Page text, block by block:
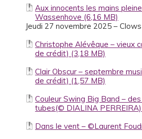
Aux innocents les mains
Wassenhove
Jeudi 27 novembre 2025 – Clows
Christophe Alévêque – vieux
de crédit)
Clair Obscur – septembre
de crédit)
Couleur Swing Big Band –
tubes(© DIALINA PERREIRA)
Dans le vent – ©Laurent